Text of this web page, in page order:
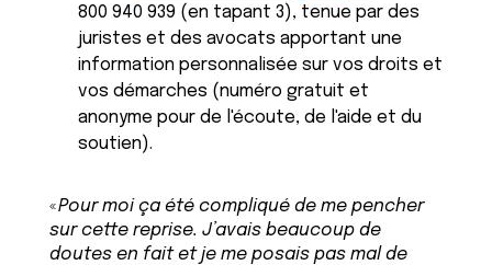
800 940 939 (en tapant 3), tenue par des
juristes et des avocats apportant une
information personnalisée sur vos droits et
vos démarches (numéro gratuit et
anonyme pour de l'écoute, de l'aide et du
soutien).
«Pour moi ça été compliqué de me pencher
sur cette reprise. J’avais beaucoup de
doutes en fait et je me posais pas mal de